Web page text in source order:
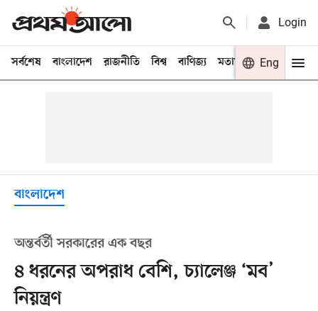
Login
সর্বশেষ বাংলাদেশ রাজনীতি বিশ্ব বাণিজ্য মতামত খেলা
Eng
বাংলাদেশ
অন্তর্বর্তী সরকারের এক বছর
৪ ধরনের অপরাধ বেশি, চ্যালেঞ্জ ‘মব’
নিয়ন্ত্রণ